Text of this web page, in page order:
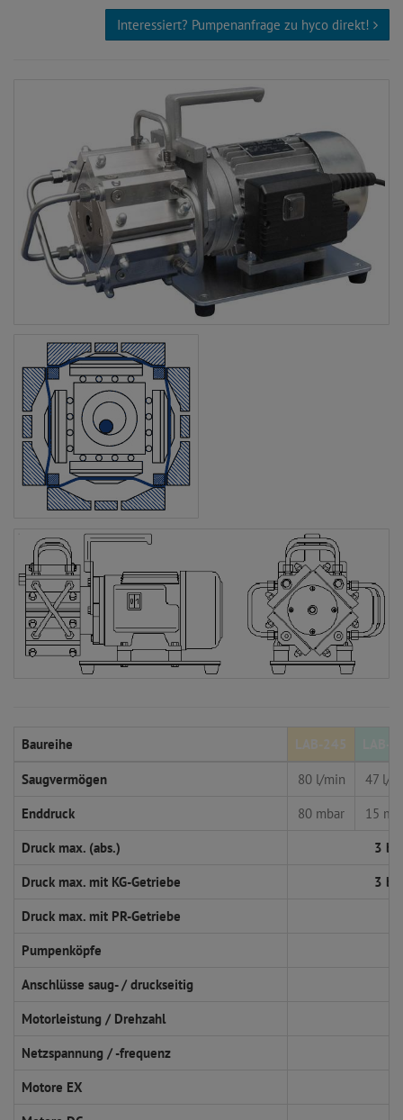
Interessiert? Pumpenanfrage zu hyco direkt!
Baureihe LAB-245
Saugvermögen 80 l/min
47 l/
Enddruck
80 mbar
15
Druck max. (abs.)
3 bar
Druck max. mit KG-Getriebe
3 bar
Druck max. mit PR-Getriebe
Pumpenköpfe
Anschlüsse saug- / druckseitig
Motorleistung / Drehzahl
Netzspannung / -frequenz
Motore EX